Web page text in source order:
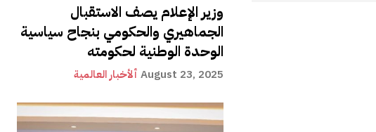
وزير الإعلام يصف الاستقبال
الجماهيري والحكومي بنجاح سياسية
الوحدة الوطنية لحكومته
ألأخبار العالمية August 23, 2025